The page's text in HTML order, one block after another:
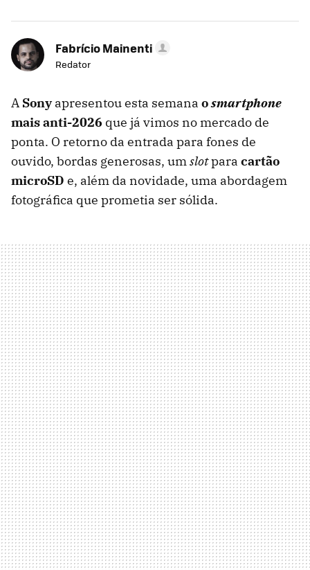
Fabrício Mainenti
Redator
A Sonyapresentou esta semana osmartphone
mais anti-2026 que já vimos no mercado de
ponta. O retorno da entrada para fones de
ouvido, bordas generosas, umslotpara cartão
microSD e, além da novidade, uma abordagem
fotográfica que prometia ser sólida.